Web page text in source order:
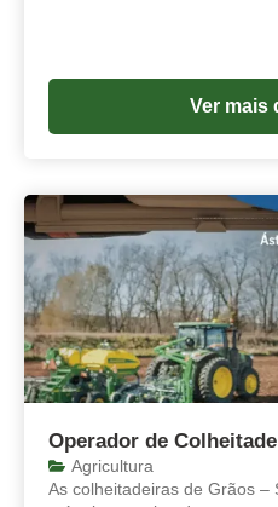
Ver mais
Operador de
Agricultura
As colheitadeiras de Grãos –